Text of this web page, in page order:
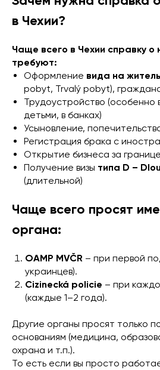
в Чехии?
Чаще всего в Чехии справку о
требуют:
Оформление вида на
pobyt, Trvalý pobyt),
Трудоустройство (особенно
детьми, в банках)
Усыновление,
Регистрация брака с
Открытие бизнеса за
Получение визы типа D –
(длительной)
Чаще всего просят
органа:
OAMP MVČR – при первой
украинцев).
Cizinecká policie – при
(каждые 1–2 года).
Другие органы просят только
основаниям (медицина,
охрана и т.п.).
То есть если вы просто